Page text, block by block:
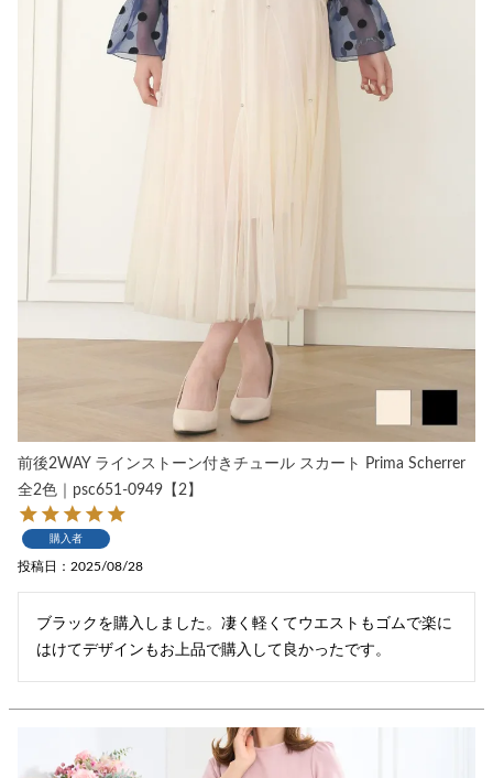
前後2WAY ラインストーン付きチュール スカート Prima Scherrer
全2色｜psc651-0949【2】
購入者
投稿日 2025/08/28
ブラックを購入しました。凄く軽くてウエストもゴムで楽に
はけてデザインもお上品で購入して良かったです。